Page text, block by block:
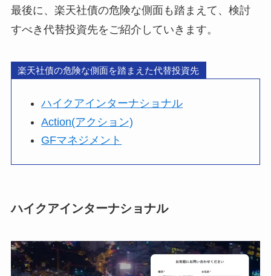
最後に、楽天社債の危険な側面も踏まえて、検討
すべき代替投資先をご紹介していきます。
楽天社債の危険な側面を踏まえた代替投資先
ハイクアインターナショナル
Action(アクション)
GFマネジメント
ハイクアインターナショナル